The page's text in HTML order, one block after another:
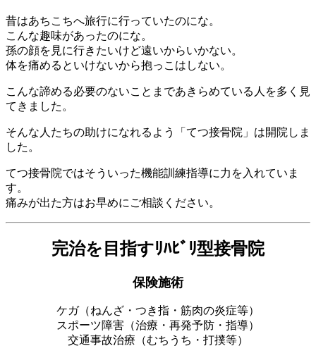
昔はあちこちへ旅行に行っていたのにな。
こんな趣味があったのにな。
孫の顔を見に行きたいけど遠いからいかない。
体を痛めるといけないから抱っこはしない。
こんな諦める必要のないことまであきらめている人を多く見
てきました。
そんな人たちの助けになれるよう「てつ接骨院」は開院しま
した。
てつ接骨院ではそういった機能訓練指導に力を入れていま
す。
痛みが出た方はお早めにご相談ください。
完治を目指すﾘﾊﾋﾞﾘ型接骨院
保険施術
ケガ（ねんざ・つき指・筋肉の炎症等）
スポーツ障害（治療・再発予防・指導）
交通事故治療（むちうち・打撲等）